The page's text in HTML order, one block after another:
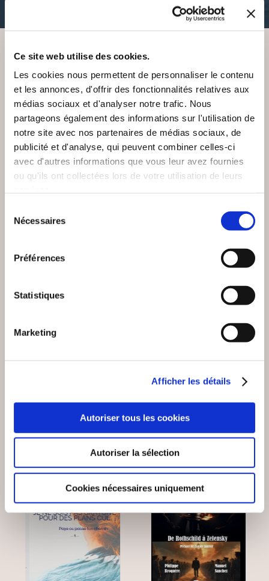
Ce site web utilise des cookies.
Les cookies nous permettent de personnaliser le contenu
et les annonces, d'offrir des fonctionnalités relatives aux
médias sociaux et d'analyser notre trafic. Nous
partageons également des informations sur l'utilisation de
notre site avec nos partenaires de médias sociaux, de
publicité et d'analyse, qui peuvent combiner celles-ci
avec d'autres informations que vous leur avez fournies
ou qu'ils ont collectées lors de votre utilisation de leurs
Nécessaires
Préférences
Statistiques
Marketing
Afficher les détails
Autoriser tous les cookies
Autoriser la sélection
Cookies nécessaires uniquement
35€52
VOUS AIMEREZ AUSSI
POURQUOI SUIS-JE
15€00
(0 avis)
LE NOUVEL ORDRE
13€90
NEW